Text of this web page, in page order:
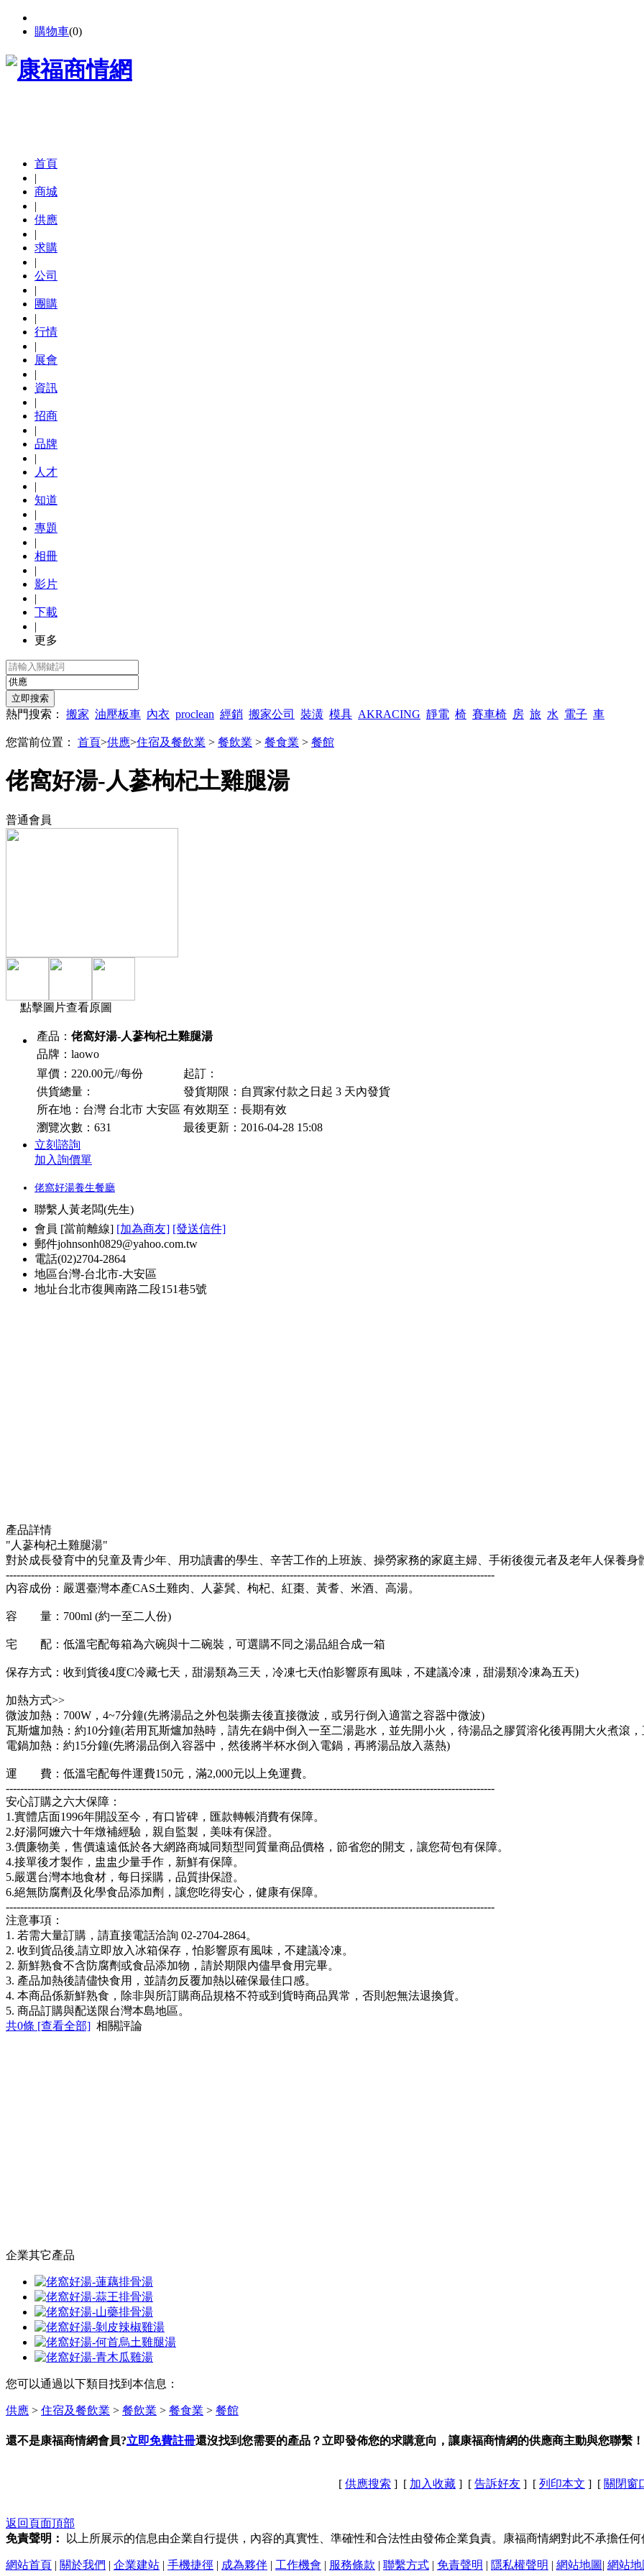
購物車(0)
首頁
|
商城
|
供應
|
求購
|
公司
|
團購
|
行情
|
展會
|
資訊
|
招商
|
品牌
|
人才
|
知道
|
專題
|
相冊
|
影片
|
下載
|
更多
熱門搜索： 搬家 油壓板車 內衣 proclean 經銷 搬家公司 裝潢 模具 AKRACING 靜電 椅 賽車椅 房 旅 水 電子 車
您當前位置： 首頁>供應>住宿及餐飲業 > 餐飲業 > 餐食業 > 餐館
佬窩好湯-人蔘枸杞土雞腿湯
普通會員
點擊圖片查看原圖
產品： 佬窩好湯-人蔘枸杞土雞腿湯
品牌：laowo
單價：220.00元//每份
起訂：
供貨總量：
發貨期限：自買家付款之日起 3 天內發貨
所在地：台灣 台北市 大安區 有效期至：長期有效
瀏覽次數： 631
最後更新：2016-04-28 15:08
立刻諮詢
加入詢價單
佬窩好湯養生餐廳
聯繫人 黃老闆(先生)
會員 [當前離線] [加為商友] [發送信件]
郵件johnsonh0829@yahoo.com.tw
電話(02)2704-2864
地區台灣-台北市-大安區
地址台北市復興南路二段151巷5號
產品詳情
"人蔘枸杞土雞腿湯"
對於成長發育中的兒童及青少年、用功讀書的學生、辛苦工作的上班族、操勞家務的家庭主婦、手術後復元者及老年人保養身
----------------------------------------------------------------------------------------------------------------------------------------
內容成份：嚴選臺灣本產CAS土雞肉、人蔘鬂、枸杞、紅棗、黃耆、米酒、高湯。
容 量：700ml (約一至二人份)
宅 配：低溫宅配每箱為六碗與十二碗裝，可選購不同之湯品組合成一箱
保存方式：收到貨後4度C冷藏七天，甜湯類為三天，冷凍七天(怕影響原有風味，不建議冷凍，甜湯類冷凍為五天)
加熱方式>>
微波加熱：700W，4~7分鐘(先將湯品之外包裝撕去後直接微波，或另行倒入適當之容器中微波)
瓦斯爐加熱：約10分鐘(若用瓦斯爐加熱時，請先在鍋中倒入一至二湯匙水，並先開小火，待湯品之膠質溶化後再開大火煮滾
電鍋加熱：約15分鐘(先將湯品倒入容器中，然後將半杯水倒入電鍋，再將湯品放入蒸熱)
運 費：低溫宅配每件運費150元，滿2,000元以上免運費。
----------------------------------------------------------------------------------------------------------------------------------------
安心訂購之六大保障：
1.實體店面1996年開設至今，有口皆碑，匯款轉帳消費有保障。
2.好湯阿嬤六十年燉補經驗，親自監製，美味有保證。
3.價廉物美，售價遠遠低於各大網路商城同類型同質量商品價格，節省您的開支，讓您荷包有保障。
4.接單後才製作，盅盅少量手作，新鮮有保障。
5.嚴選台灣本地食材，每日採購，品質掛保證。
6.絕無防腐劑及化學食品添加劑，讓您吃得安心，健康有保障。
----------------------------------------------------------------------------------------------------------------------------------------
注意事項：
1. 若需大量訂購，請直接電話洽詢 02-2704-2864。
2. 收到貨品後,請立即放入冰箱保存，怕影響原有風味，不建議冷凍。
2. 新鮮熟食不含防腐劑或食品添加物，請於期限內儘早食用完畢。
3. 產品加熱後請儘快食用，並請勿反覆加熱以確保最佳口感。
4. 本商品係新鮮熟食，除非與所訂購商品規格不符或到貨時商品異常，否則恕無法退換貨。
5. 商品訂購與配送限台灣本島地區。
共0條 [查看全部] 相關評論
企業其它產品
您可以通過以下類目找到本信息：
供應 > 住宿及餐飲業 > 餐飲業 > 餐食業 > 餐館
還不是康福商情網會員?立即免費註冊還沒找到您需要的產品？立即發佈您的求購意向，讓康福商情網的供應商主動與您聯繫！
[ 供應搜索 ] [ 加入收藏 ] [ 告訴好友 ] [ 列印本文 ] [ 關閉窗
返回頁面頂部
免責聲明：
以上所展示的信息由企業自行提供，內容的真實性、準確性和合法性由發佈企業負責。康福商情網對此不承擔任何
網站首頁 | 關於我們 | 企業建站 | 手機捷徑 | 成為夥伴 | 工作機會 | 服務條款 | 聯繫方式 | 免責聲明 | 隱私權聲明 | 網站地圖 | 網站